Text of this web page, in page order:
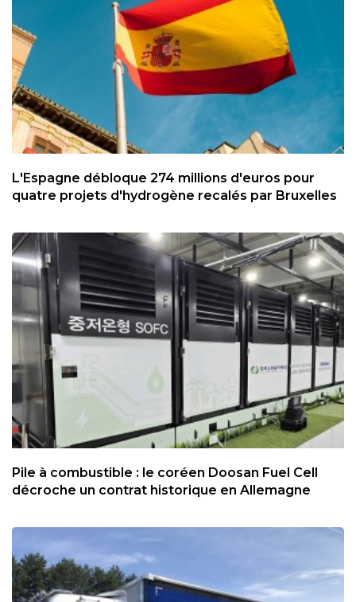
L'Espagne débloque 274 millions d'euros pour
quatre projets d'hydrogène recalés par Bruxelles
Pile à combustible : le coréen Doosan Fuel Cell
décroche un contrat historique en Allemagne